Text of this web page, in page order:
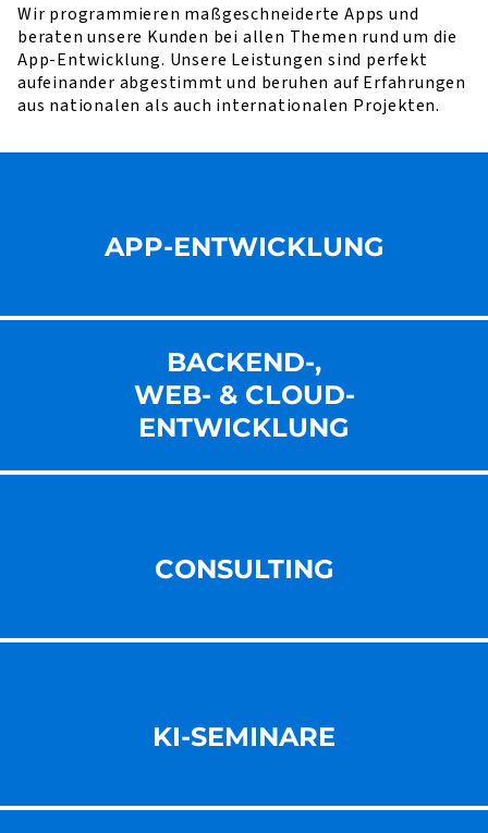
Wir programmieren maßgeschneiderte Apps und
beraten unsere Kunden bei allen Themen rund um die
App-Entwicklung. Unsere Leistungen sind perfekt
aufeinander abgestimmt und beruhen auf Erfahrungen
aus nationalen als auch internationalen Projekten.
APP-ENTWICKLUNG
BACKEND-,
WEB- & CLOUD-
ENT­WICKLUNG
CONSULTING
KI-SEMINARE